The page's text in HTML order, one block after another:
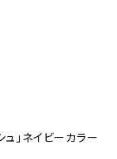
」ネイビーカラー